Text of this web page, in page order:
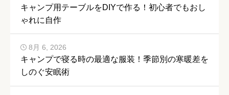
キャンプ用テーブルをDIYで作る！初心者でもおし
ゃれに自作
キャンプで寝る時の最適な服装！季節別の寒暖差を
しのぐ安眠術
8月 6, 2026